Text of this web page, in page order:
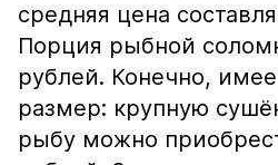
средняя цена
Порция рыбной
рублей. Конечно,
размер: крупную
рыбу можно